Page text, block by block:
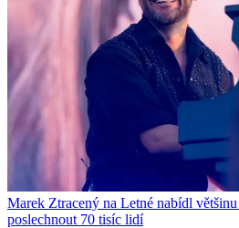
Marek Ztracený na Letné nabídl
poslechnout 70 tisíc lidí